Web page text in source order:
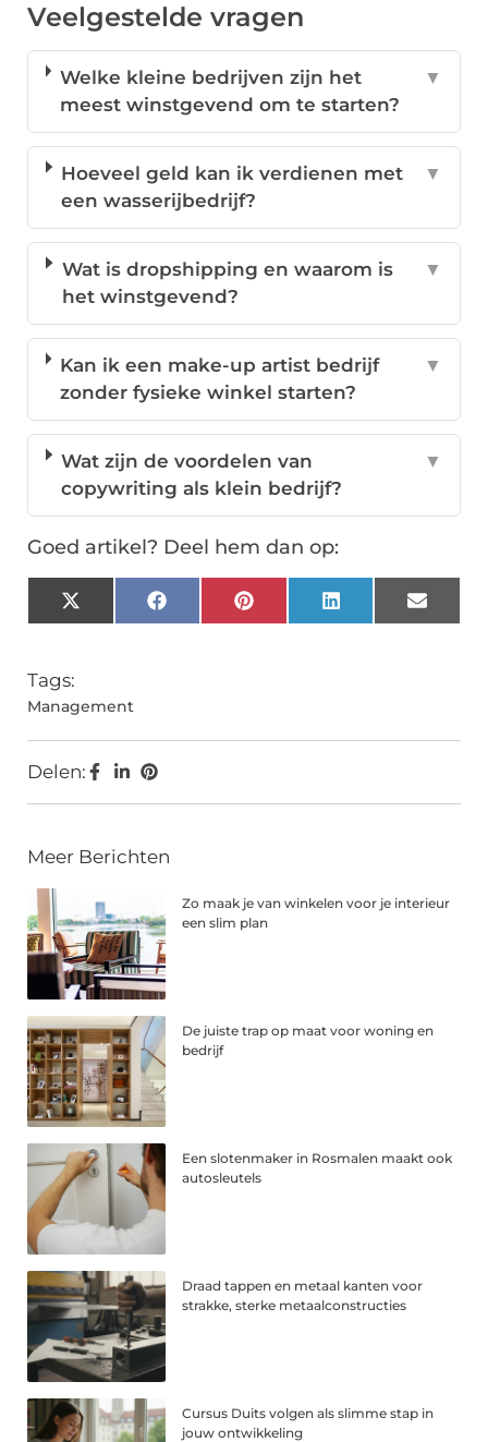
Veelgestelde vragen
Welke kleine bedrijven zijn het
meest winstgevend om te starten?
▼
Hoeveel geld kan ik verdienen met
een wasserijbedrijf?
▼
Wat is dropshipping en waarom is
het winstgevend?
▼
Kan ik een make-up artist bedrijf
zonder fysieke winkel starten?
▼
Wat zijn de voordelen van
copywriting als klein bedrijf?
▼
Goed artikel? Deel hem dan op:
X
(Twitter)
FacebookPinterestLinkedInEmail
Tags:
Management
Delen:
Meer Berichten
Zo maak je van winkelen voor je interieur
een slim plan
De juiste trap op maat voor woning en
bedrijf
Een slotenmaker in Rosmalen maakt ook
autosleutels
Draad tappen en metaal kanten voor
strakke, sterke metaalconstructies
Cursus Duits volgen als slimme stap in
jouw ontwikkeling